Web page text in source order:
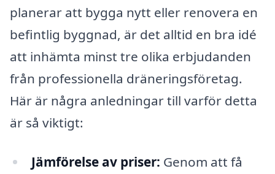
planerar att bygga nytt eller renovera en
befintlig byggnad, är det alltid en bra idé
att inhämta minst tre olika erbjudanden
från professionella dräneringsföretag.
Här är några anledningar till varför detta
är så viktigt:
Jämförelse av priser: Genom att få